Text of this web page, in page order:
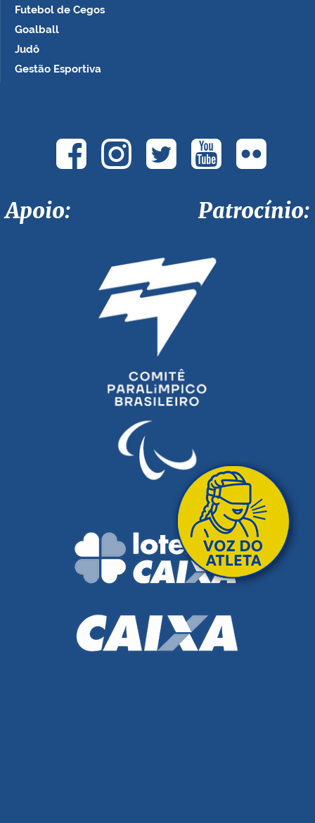
Futebol de Cegos
Goalball
Judô
Gestão Esportiva
Apoio: Patrocínio: